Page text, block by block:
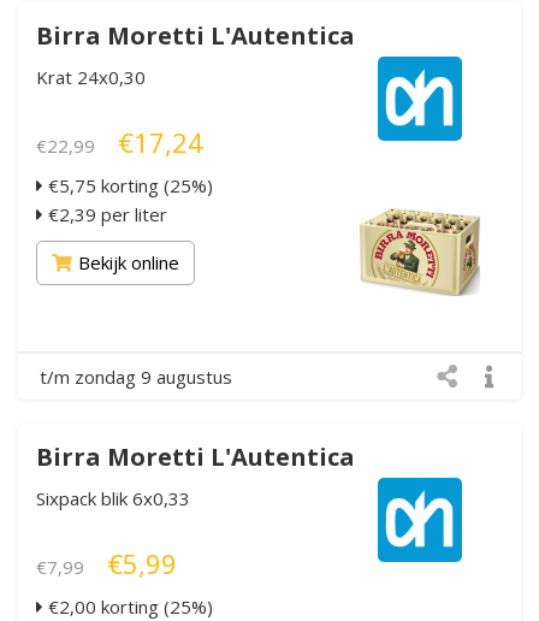
Birra Moretti L'Autentica
Krat 24x0,30
€22,99 €17,24
€5,75 korting (25%)
€2,39 per liter
Bekijk online
t/m zondag 9 augustus
Birra Moretti L'Autentica
Sixpack blik 6x0,33
€7,99 €5,99
€2,00 korting (25%)